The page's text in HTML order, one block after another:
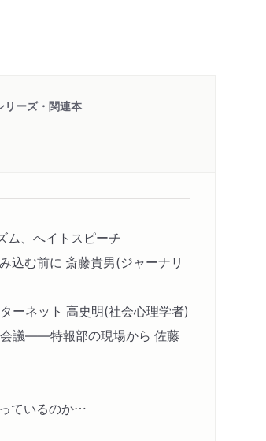
リーズ・関連本
、へイトスピーチ
込む前に 斎藤貴男(ジャーナリ
ーネット 高史明(社会心理学者)
議――特報部の現場から 佐藤
ているのか